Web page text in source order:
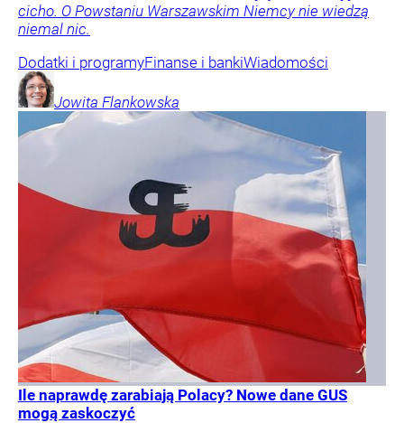
cicho. O Powstaniu Warszawskim Niemcy nie wiedzą
niemal nic.
Dodatki i programyFinanse i bankiWiadomości
Jowita Flankowska
Ile naprawdę zarabiają Polacy? Nowe dane GUS
mogą zaskoczyć